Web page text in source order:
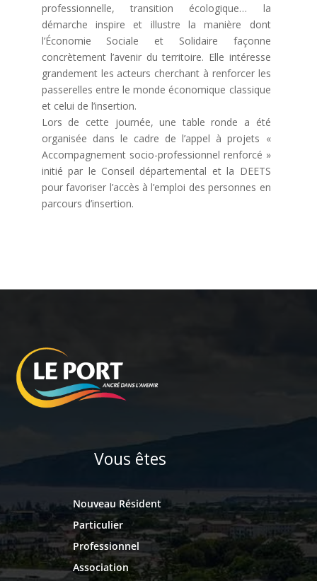
professionnelle, transition écologique… la
démarche inspire et illustre la manière dont
l’Économie Sociale et Solidaire façonne
concrètement l’avenir du territoire. Elle intéresse
grandement les acteurs cherchant à renforcer les
passerelles entre le monde économique classique
et celui de l’insertion.
Lors de cette journée, une table ronde a été
organisée dans le cadre de l’appel à projets «
Accompagnement socio-professionnel renforcé »
initié par le Conseil départemental et la DEETS
pour favoriser l’accès à l’emploi des personnes en
parcours d’insertion.
Vous êtes
Nouveau Résident
Particulier
Professionnel
Association